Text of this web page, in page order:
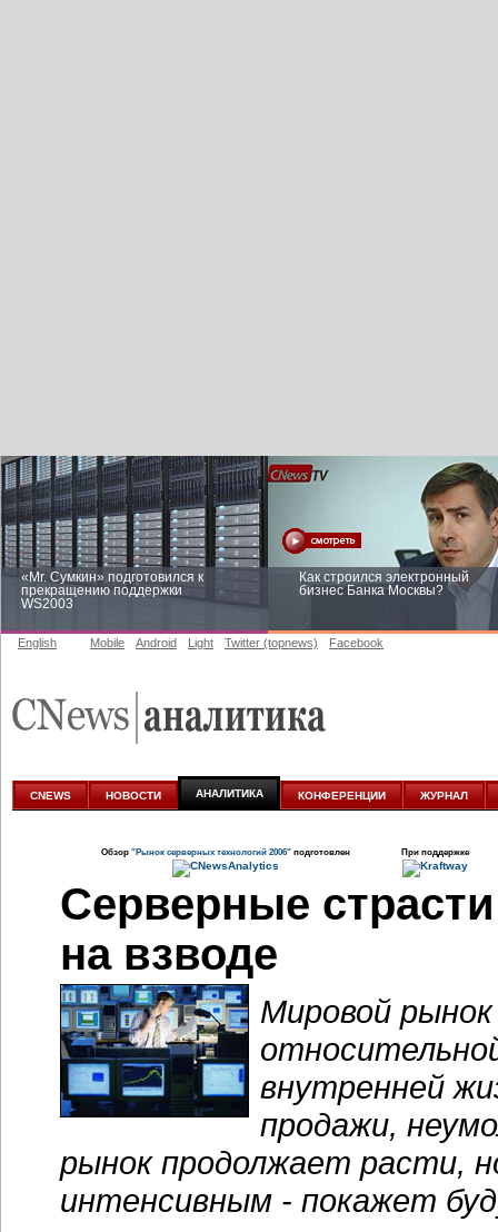
«Mr. Сумкин» подготовился к
прекращению поддержки
WS2003
Как строился электронный
бизнес Банка Москвы?
аналитике
English Mobile Android Light Twitter (topnews) Facebook
CNEWS НОВОСТИ АНАЛИТИКА КОНФЕРЕНЦИИ ЖУРНАЛ
Обзор "Рынок серверных технологий 2006"подготовлен При поддержке
Серверные
на взводе
Мировой
внутренней
продажи,
рынок продолжает расти,
интенсивным - покажет